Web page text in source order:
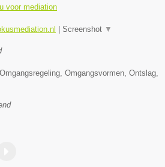
voor mediation
Screenshot ▼
Omgangsvormen, Ontslag,